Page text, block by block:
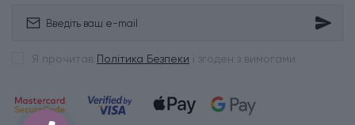
Я прочитав Політика Безпеки і згоден з вимогами